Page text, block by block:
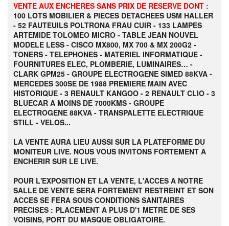
VENTE AUX ENCHERES SANS PRIX DE RESERVE DONT :
100 LOTS MOBILIER & PIECES DETACHEES USM HALLER
- 52 FAUTEUILS POLTRONA FRAU CUIR - 133 LAMPES
ARTEMIDE TOLOMEO MICRO - TABLE JEAN NOUVEL
MODELE LESS - CISCO MX800, MX 700 & MX 200G2 -
TONERS - TELEPHONES - MATERIEL INFORMATIQUE -
FOURNITURES ELEC, PLOMBERIE, LUMINAIRES… -
CLARK GPM25 - GROUPE ELECTROGENE SIMED 88KVA -
MERCEDES 300SE DE 1988 PREMIERE MAIN AVEC
HISTORIQUE - 3 RENAULT KANGOO - 2 RENAULT CLIO - 3
BLUECAR A MOINS DE 7000KMS - GROUPE
ELECTROGENE 88KVA - TRANSPALETTE ELECTRIQUE
STILL - VELOS...
LA VENTE AURA LIEU AUSSI SUR LA PLATEFORME DU
MONITEUR LIVE. NOUS VOUS INVITONS FORTEMENT A
ENCHERIR SUR LE LIVE.
POUR L'EXPOSITION ET LA VENTE, L'ACCES A NOTRE
SALLE DE VENTE SERA FORTEMENT RESTREINT ET SON
ACCES SE FERA SOUS CONDITIONS SANITAIRES
PRECISES : PLACEMENT A PLUS D'1 METRE DE SES
VOISINS, PORT DU MASQUE OBLIGATOIRE.